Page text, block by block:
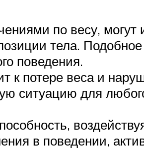
по весу,
тела.
поведения.
к потере веса и
ситуацию для
в поведении,